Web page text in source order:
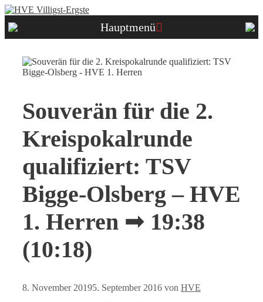
Zum
springen
Hauptmenü
Souverän für die 2.
Kreispokalrunde
qualifiziert: TSV
Bigge-Olsberg – HVE
1. Herren ➟ 19:38
(10:18)
8. November 20195. September 2016 von HVE